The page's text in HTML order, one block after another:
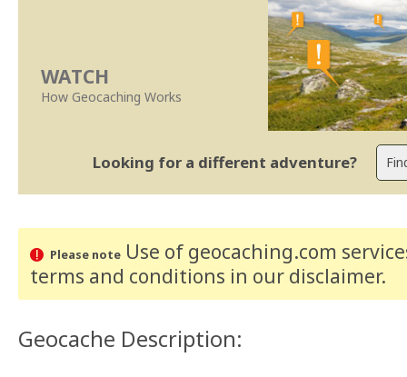
WATCH
How Geocaching Works
Looking for a different adventure?
Please noteUse of geocaching.com
terms and conditions in our disclaimer.
Geocache Description: